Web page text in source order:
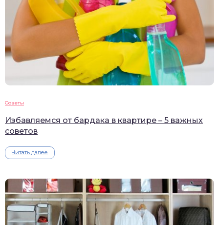
Советы
Избавляемся от бардака в квартире – 5 важных
советов
Читать далее